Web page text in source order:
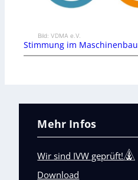
Bild: VDMA e.V.
Stimmung im Maschinenbau
Mehr Infos
Wir sind IVW geprüft!
Download